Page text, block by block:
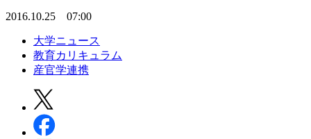
2016.10.25 07:00
大学ニュース
教育カリキュラム
産官学連携